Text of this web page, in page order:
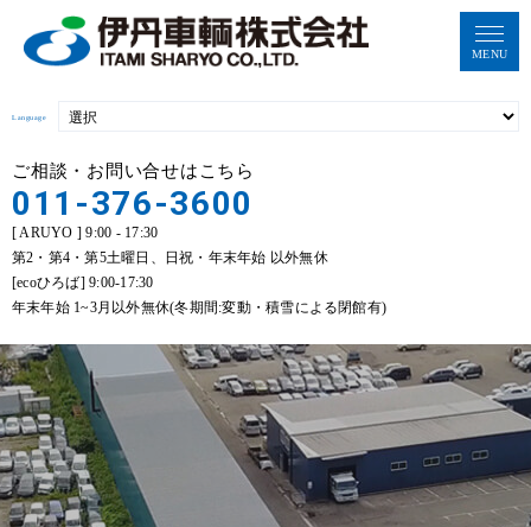
MENU
Language
ご相談・お問い合せはこちら
011-376-3600
[ ARUYO ] 9:00 - 17:30
第2・第4・第5土曜日、日祝・年末年始 以外無休
[ecoひろば] 9:00-17:30
年末年始 1~3月以外無休(冬期間:変動・積雪による閉館有)